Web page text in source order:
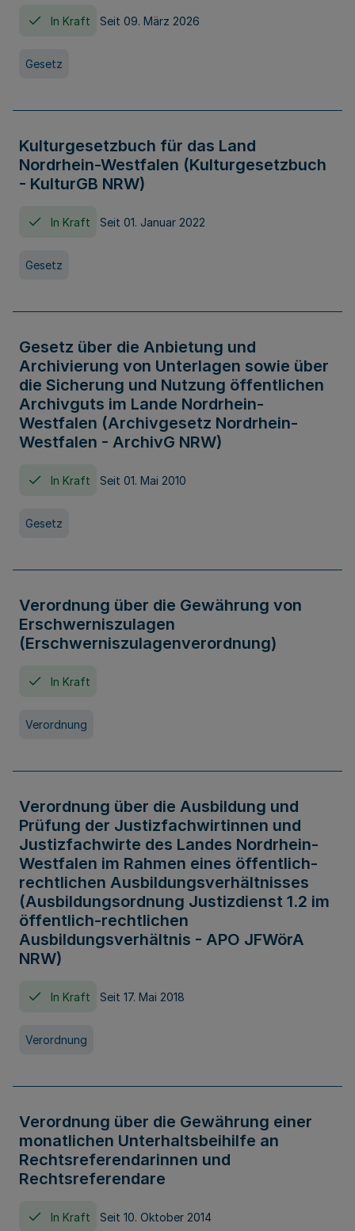
In Kraft Seit 09. März 2026
Gesetz
Kulturgesetzbuch für das Land
Nordrhein-Westfalen (Kulturgesetzbuch
- KulturGB NRW)
In Kraft Seit 01. Januar 2022
Gesetz
Gesetz über die Anbietung und
Archivierung von Unterlagen sowie über
die Sicherung und Nutzung öffentlichen
Archivguts im Lande Nordrhein-
Westfalen (Archivgesetz Nordrhein-
Westfalen - ArchivG NRW)
In Kraft Seit 01. Mai 2010
Gesetz
Verordnung über die Gewährung von
Erschwerniszulagen
(Erschwerniszulagenverordnung)
In Kraft
Verordnung
Verordnung über die Ausbildung und
Prüfung der Justizfachwirtinnen und
Justizfachwirte des Landes Nordrhein-
Westfalen im Rahmen eines öffentlich-
rechtlichen Ausbildungsverhältnisses
(Ausbildungsordnung Justizdienst 1.2 im
öffentlich-rechtlichen
Ausbildungsverhältnis - APO JFWörA
NRW)
In Kraft Seit 17. Mai 2018
Verordnung
Verordnung über die Gewährung einer
monatlichen Unterhaltsbeihilfe an
Rechtsreferendarinnen und
Rechtsreferendare
In Kraft Seit 10. Oktober 2014